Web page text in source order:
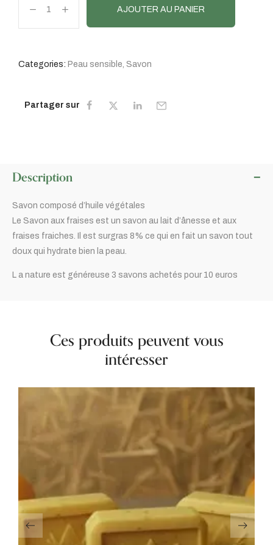
AJOUTER AU PANIER
Categories: Peau sensible Savon
Partager sur
Description
Savon composé d’huile végétales
Le Savon aux fraises est un savon au lait d’ânesse et aux
fraises fraiches. Il est surgras 8% ce qui en fait un savon tout
doux qui hydrate bien la peau.
L a nature est généreuse 3 savons achetés pour 10 euros
Ces produits peuvent vous
intéresser